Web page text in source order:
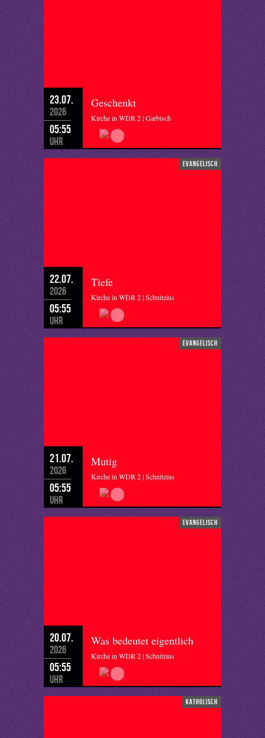
23.07.
2026
05:55
Uhr
Geschenkt
Kirche in WDR 2 | Garbisch
evangelisch
22.07.
2026
05:55
Uhr
Tiefe
Kirche in WDR 2 | Schnitzius
evangelisch
21.07.
2026
05:55
Uhr
Mutig
Kirche in WDR 2 | Schnitzius
evangelisch
20.07.
2026
05:55
Uhr
Was bedeutet eigentlich
Kirche in WDR 2 | Schnitzius
katholisch